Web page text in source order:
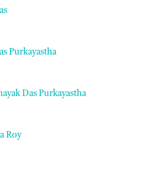
Purkayastha
Das Purkayastha
Roy